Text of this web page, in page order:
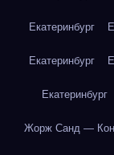
Екатеринбург
Екатеринбург
Екатеринбург
Жорж Санд —